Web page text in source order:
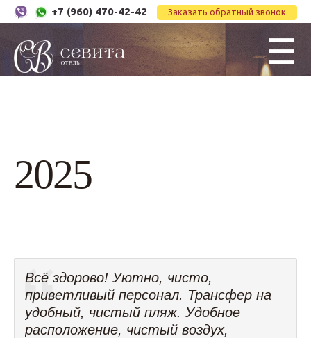
Заказать обратный звонок
+7 (960) 470-42-42
☰
2025
Всё здорово! Уютно, чисто,
приветливый персонал. Трансфер на
удобный, чистый пляж. Удобное
расположение, чистый воздух,